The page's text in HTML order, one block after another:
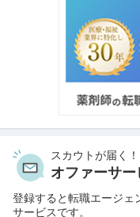
スカウトが届く！
オファーサ
登録すると転職エージェ
サービスです。